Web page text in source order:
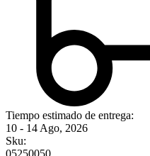
Tiempo estimado de entrega:
10 - 14 Ago, 2026
Sku:
05250050